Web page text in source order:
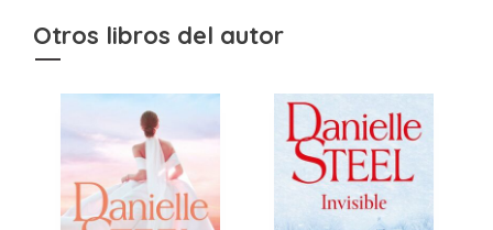
Otros libros del autor